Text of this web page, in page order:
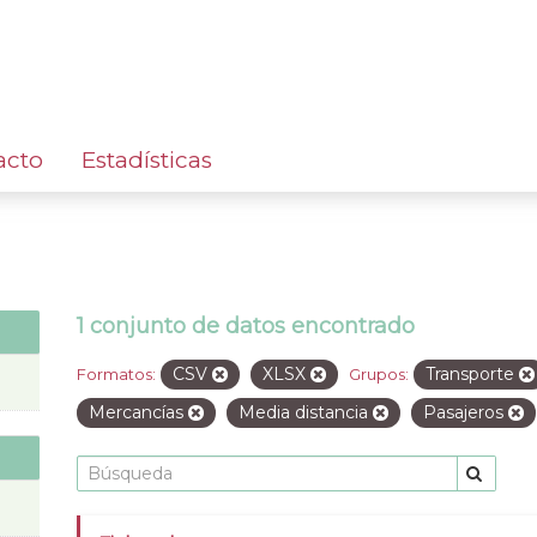
Estadísticas
1 conjunto de datos encontrado
Formatos: CSV XLSX Grupos:
Transporte
Mercancías
Media distancia Pasajeros